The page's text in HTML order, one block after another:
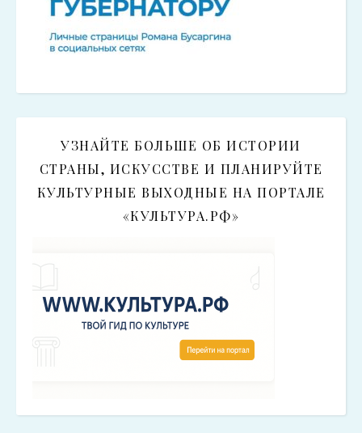
УЗНАЙТЕ БОЛЬШЕ ОБ ИСТОРИИ
СТРАНЫ, ИСКУССТВЕ И ПЛАНИРУЙТЕ
КУЛЬТУРНЫЕ ВЫХОДНЫЕ НА ПОРТАЛЕ
«КУЛЬТУРА.РФ»